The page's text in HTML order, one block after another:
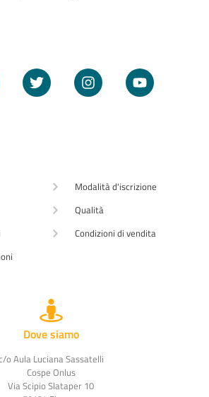
Modalità d'iscrizione
Qualità
Condizioni di vendita
Dove siamo
o Aula Luciana Sassatelli
Cospe Onlus
Via Scipio Slataper 10